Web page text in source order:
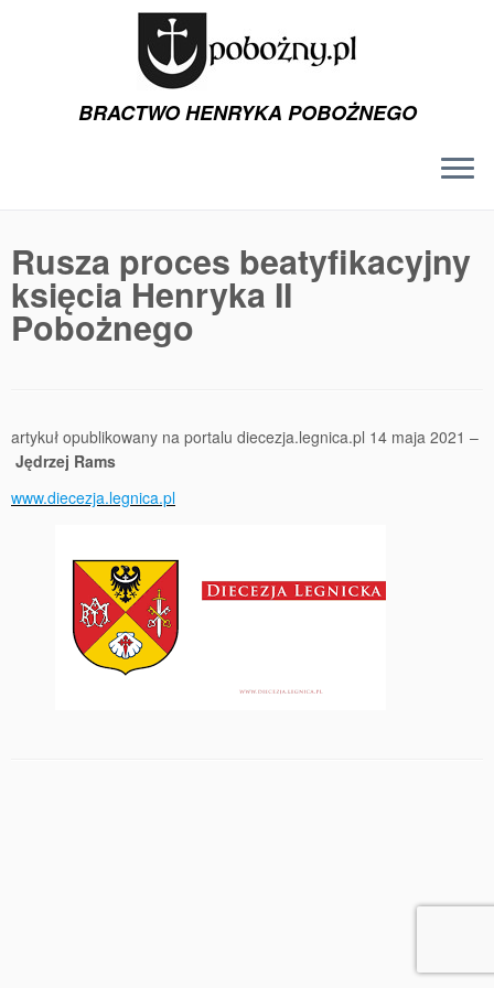
do
treści
BRACTWO HENRYKA POBOŻNEGO
Rusza proces beatyfikacyjny
księcia Henryka II
Pobożnego
artykuł opublikowany na portalu diecezja.legnica.pl 14 maja 2021 –
Jędrzej Rams
www.diecezja.legnica.pl